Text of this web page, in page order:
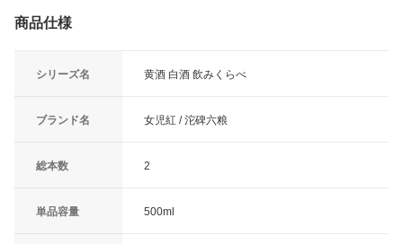
商品仕様
シリーズ名 黄酒 白酒 飲みくらべ
ブランド名 女児紅 / 沱碑六粮
総本数 2
単品容量 500ml